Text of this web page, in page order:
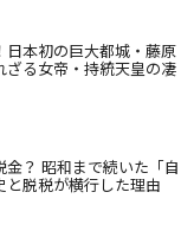
本初の巨大都城・藤原
ざる女帝・持統天皇の凄
？ 昭和まで続いた「自
脱税が横行した理由